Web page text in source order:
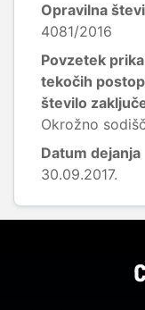
Opravilna
4081/2016
Povzetek
tekočih
število
Okrožno
Datum dejanja
30.09.2017.